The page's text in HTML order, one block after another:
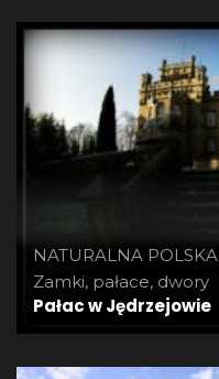
NATURALNA POLSKA
Zamki, pałace, dwory
Pałac w Jędrzejowie